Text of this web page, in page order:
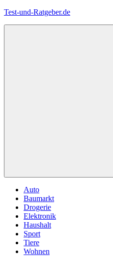
Zum
Test-und-Ratgeber.de
Auto
Baumarkt
Drogerie
Elektronik
Haushalt
Sport
Tiere
Wohnen